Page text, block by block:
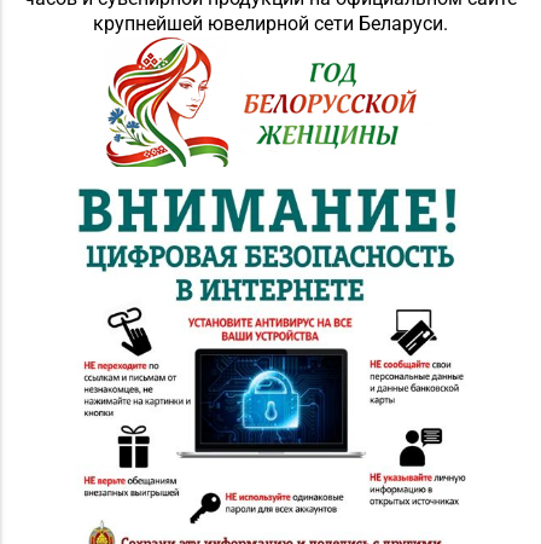
крупнейшей ювелирной сети Беларуси.